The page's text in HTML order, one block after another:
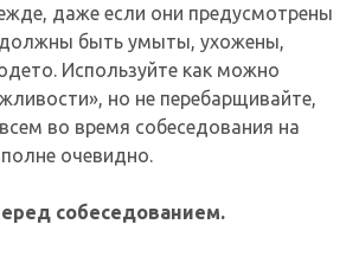
даже если они предусмотрены
быть умыты, ухожены,
Используйте как можно
но не перебарщивайте,
во время собеседования на
очевидно.
собеседованием.